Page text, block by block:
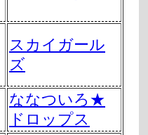
スカイガール
ズ
ななついろ★
ドロップス